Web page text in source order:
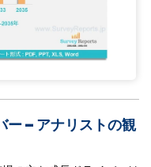
ー – アナリストの観